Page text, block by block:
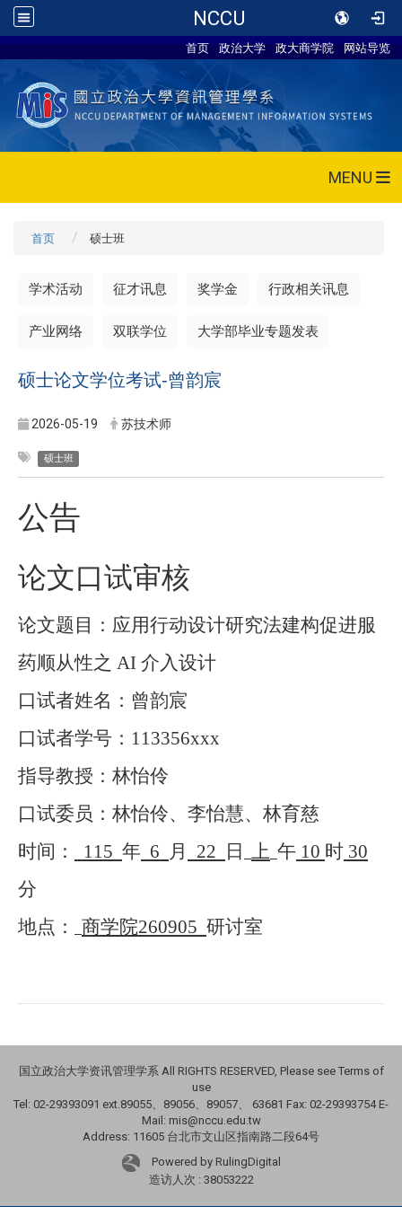
NCCU
首页 政治大学 政大商学院 网站导览
MENU
首页 硕士班
学术活动 征才讯息 奖学金 行政相关讯息
产业网络 双联学位 大学部毕业专题发表
硕士论文学位考试-曾韵宸
2026-05-19 苏技术师
硕士班
公告
论文口试审核
论文题目：应用行动设计研究法建构促进服
药顺从性之 AI 介入设计
口试者姓名：曾韵宸
口试者学号： 113356xxx
指导教授：林怡伶
口试委员：林怡伶、李怡慧、林育慈
时间：
115 年 6 月 22 日 上 午 10 时 30
分
地点：
商学院260905 研讨室
国立政治大学资讯管理学系 All RIGHTS RESERVED, Please see Terms of
use
Tel: 02-29393091 ext.89055、89056、89057、
63681 Fax: 02-29393754 E-
Mail: mis@nccu.edu.tw
Address: 11605 台北市文山区指南路二段64号
Powered by RulingDigital
造访人次 : 38053222